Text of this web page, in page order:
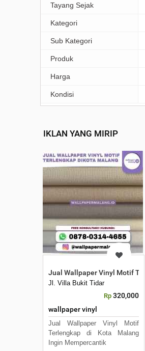
Tayang Sejak
Kategori
Sub Kategori
Produk
Harga
Kondisi
IKLAN YANG MIRIP
Jual Wallpaper Vinyl Motif
Jl. Villa Bukit Tidar
Rp 320,000
wallpaper vinyl
Jual Wallpaper Vinyl Motif
Terlengkap di Kota Malang
Ingin Mempercantik